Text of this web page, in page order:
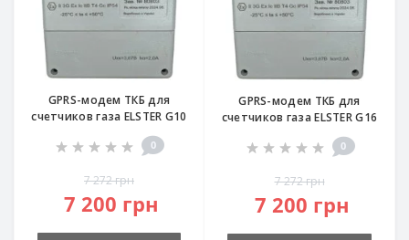
GPRS-модем ТКБ для
счетчиков газа ELSTER G10
0
7 272 грн
7 200 грн
GPRS-модем ТКБ для
счетчиков газа ELSTER G16
0
7 272 грн
7 200 грн